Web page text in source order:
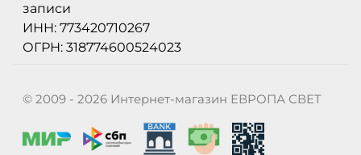
записи
ИНН: 773420710267
ОГРН: 318774600524023
© 2009 - 2026 Интернет-магазин ЕВРОПА СВЕТ